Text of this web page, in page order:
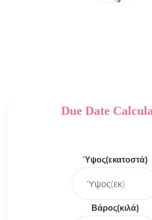
Due Date
Ύψος(εκατοστά)
Βάρος(κιλά)